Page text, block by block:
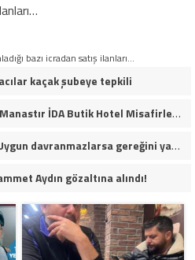
bazı icradan satış ilanları...
kaçak şubeye tepkili
Kazdağları’nın Gözdesi Antik Manastır İDA Butik Hotel Misafirlerinden Tam Not Alıyor
Trump’tan İran açıklaması: “Uygun davranmazlarsa gereğini yaparım”
Aydın gözaltına alındı!